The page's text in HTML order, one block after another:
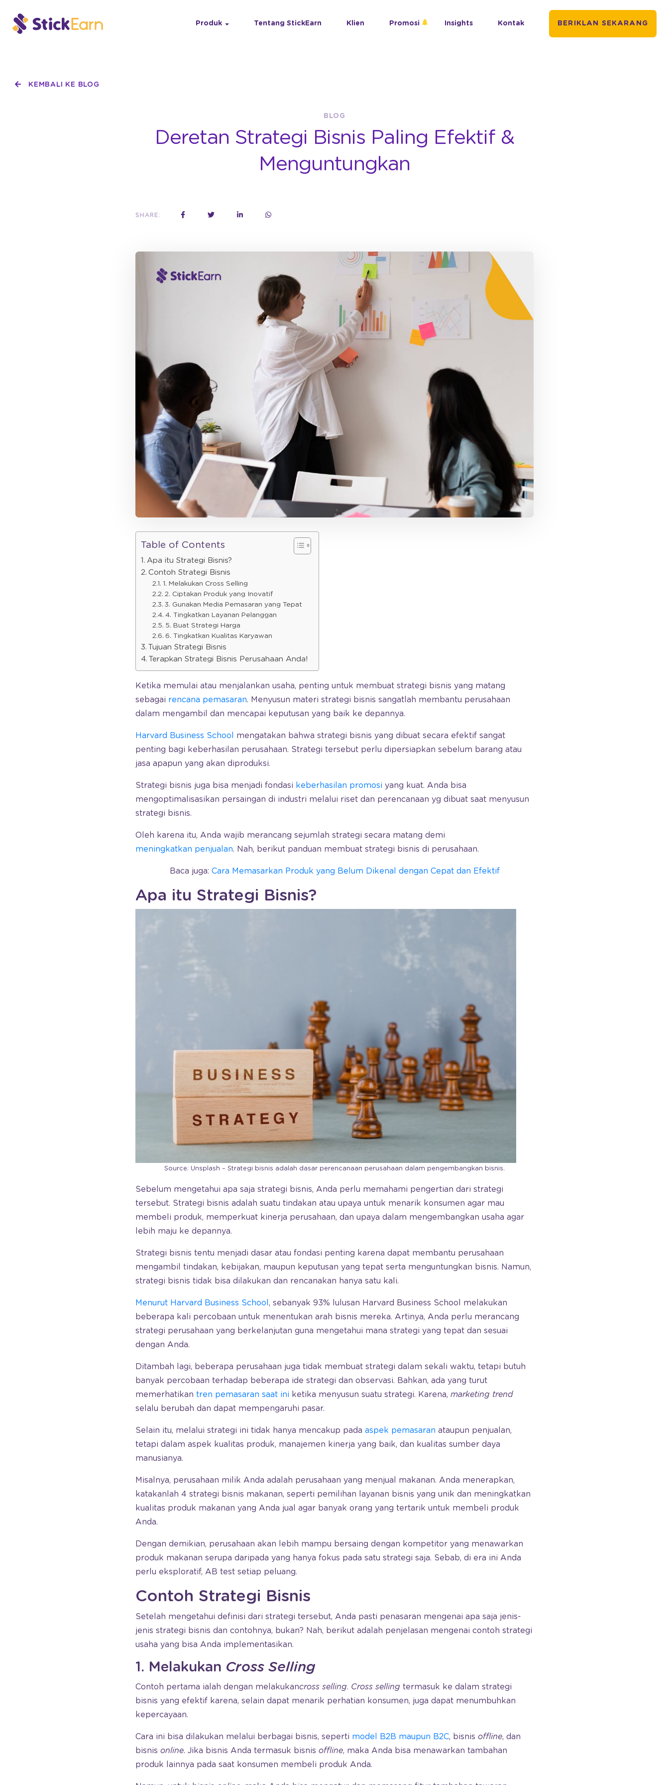
Produk Tentang StickEarn Klien Promosi Insights Kontak BERIKLAN SEKARANG
KEMBALI KE BLOG
BLOG
Deretan Strategi Bisnis Paling Efektif &
Menguntungkan
SHARE:
Table of Contents
Apa itu Strategi Bisnis?
Contoh Strategi Bisnis
1. Melakukan Cross Selling
2. Ciptakan Produk yang Inovatif
3. Gunakan Media Pemasaran yang Tepat
4. Tingkatkan Layanan Pelanggan
5. Buat Strategi Harga
6. Tingkatkan Kualitas Karyawan
Tujuan Strategi Bisnis
Terapkan Strategi Bisnis Perusahaan Anda!
Ketika memulai atau menjalankan usaha, penting untuk membuat strategi bisnis yang matang
sebagai rencana pemasaran. Menyusun materi strategi bisnis sangatlah membantu perusahaan
dalam mengambil dan mencapai keputusan yang baik ke depannya.
Harvard Business School
mengatakan bahwa strategi bisnis yang dibuat secara efektif sangat
penting bagi keberhasilan perusahaan. Strategi tersebut perlu dipersiapkan sebelum barang atau
jasa apapun yang akan diproduksi.
Strategi bisnis juga bisa menjadi fondasi keberhasilan promosi yang kuat. Anda bisa
mengoptimalisasikan persaingan di industri melalui riset dan perencanaan yg dibuat saat menyusun
strategi bisnis.
Oleh karena itu, Anda wajib merancang sejumlah strategi secara matang demi
meningkatkan penjualan. Nah, berikut panduan membuat strategi bisnis di perusahaan.
Baca juga: Cara Memasarkan Produk yang Belum Dikenal dengan Cepat dan Efektif
Apa itu Strategi Bisnis?
Source: Unsplash – Strategi bisnis adalah dasar perencanaan perusahaan dalam pengembangkan bisnis.
Sebelum mengetahui apa saja strategi bisnis, Anda perlu memahami pengertian dari strategi
tersebut. Strategi bisnis adalah suatu tindakan atau upaya untuk menarik konsumen agar mau
membeli produk, memperkuat kinerja perusahaan, dan upaya dalam mengembangkan usaha agar
lebih maju ke depannya.
Strategi bisnis tentu menjadi dasar atau fondasi penting karena dapat membantu perusahaan
mengambil tindakan, kebijakan, maupun keputusan yang tepat serta menguntungkan bisnis. Namun,
strategi bisnis tidak bisa dilakukan dan rencanakan hanya satu kali.
Menurut Harvard Business School , sebanyak 93% lulusan Harvard Business School melakukan
beberapa kali percobaan untuk menentukan arah bisnis mereka. Artinya, Anda perlu merancang
strategi perusahaan yang berkelanjutan guna mengetahui mana strategi yang tepat dan sesuai
dengan Anda.
Ditambah lagi, beberapa perusahaan juga tidak membuat strategi dalam sekali waktu, tetapi butuh
banyak percobaan terhadap beberapa ide strategi dan observasi. Bahkan, ada yang turut
memerhatikan tren pemasaran saat ini ketika menyusun suatu strategi. Karena, marketing trend
selalu berubah dan dapat mempengaruhi pasar.
Selain itu, melalui strategi ini tidak hanya mencakup pada aspek pemasaran ataupun penjualan,
tetapi dalam aspek kualitas produk, manajemen kinerja yang baik, dan kualitas sumber daya
manusianya.
Misalnya, perusahaan milik Anda adalah perusahaan yang menjual makanan. Anda menerapkan,
katakanlah 4 strategi bisnis makanan, seperti pemilihan layanan bisnis yang unik dan meningkatkan
kualitas produk makanan yang Anda jual agar banyak orang yang tertarik untuk membeli produk
Anda.
Dengan demikian, perusahaan akan lebih mampu bersaing dengan kompetitor yang menawarkan
produk makanan serupa daripada yang hanya fokus pada satu strategi saja. Sebab, di era ini Anda
perlu eksploratif, AB test setiap peluang.
Contoh Strategi Bisnis
Setelah mengetahui definisi dari strategi tersebut, Anda pasti penasaran mengenai apa saja jenis-
jenis strategi bisnis dan contohnya, bukan? Nah, berikut adalah penjelasan mengenai contoh strategi
usaha yang bisa Anda implementasikan.
1. Melakukan Cross Selling
Contoh pertama ialah dengan melakukancross selling. Cross selling termasuk ke dalam strategi
bisnis yang efektif karena, selain dapat menarik perhatian konsumen, juga dapat menumbuhkan
kepercayaan.
Cara ini bisa dilakukan melalui berbagai bisnis, seperti model B2B maupun B2C, bisnis offline, dan
bisnis online. Jika bisnis Anda termasuk bisnis offline, maka Anda bisa menawarkan tambahan
produk lainnya pada saat konsumen membeli produk Anda.